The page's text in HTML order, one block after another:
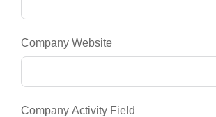
Company Website
Company Activity Field